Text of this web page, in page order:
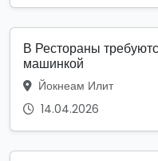
В Рестораны
машинкой
Йокнеам Илит
14.04.2026